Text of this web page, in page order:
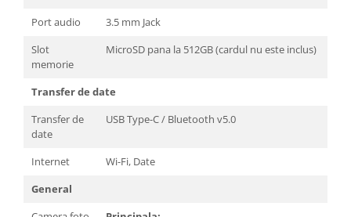
Port audio
3.5 mm Jack
Slot
memorie
MicroSD pana la 512GB (cardul nu este inclus)
Transfer de date
Transfer de
date
USB Type-C / Bluetooth v5.0
Internet
Wi-Fi, Date
General